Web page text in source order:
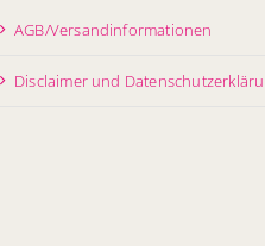
AGB/Versandinformationen
Disclaimer und